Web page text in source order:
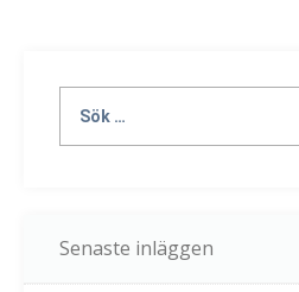
efter:
Senaste inläggen